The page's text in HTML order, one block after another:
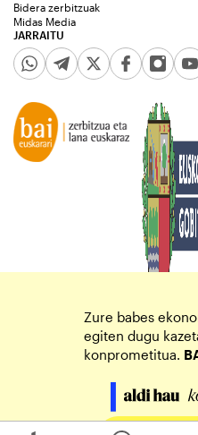
JARRAITU
Bidera zerbitzuak
Midas Media
Zure babes
egiten dugu
konprometitua.